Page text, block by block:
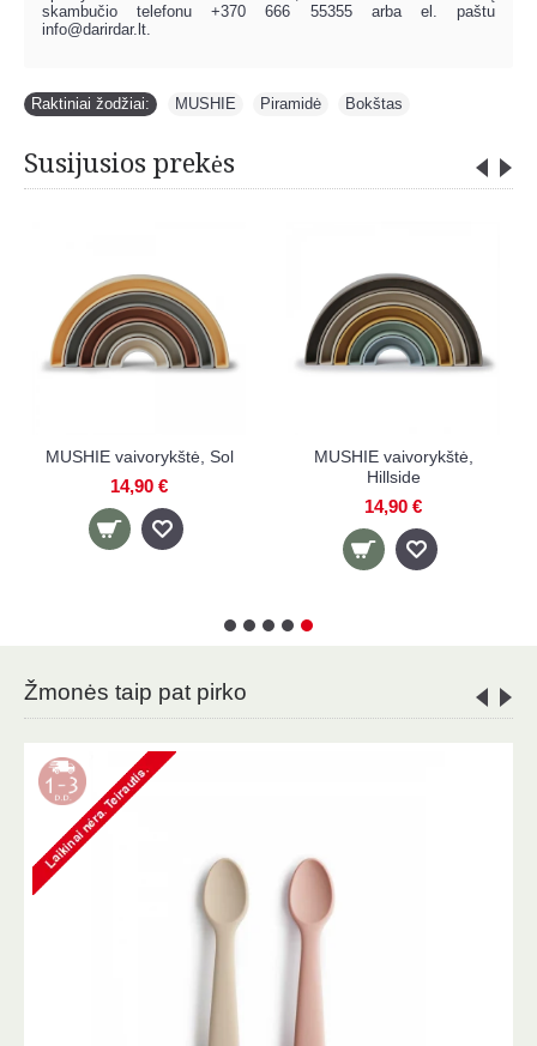
skambučio telefonu +370 666 55355 arba el. paštu
info@darirdar.lt.
Raktiniai žodžiai: MUSHIE Piramidė Bokštas
Susijusios prekės
MUSHIE vaivorykštė, Sol
14,90 €
MUSHIE vaivorykštė,
Hillside
14,90 €
Žmonės taip pat pirko